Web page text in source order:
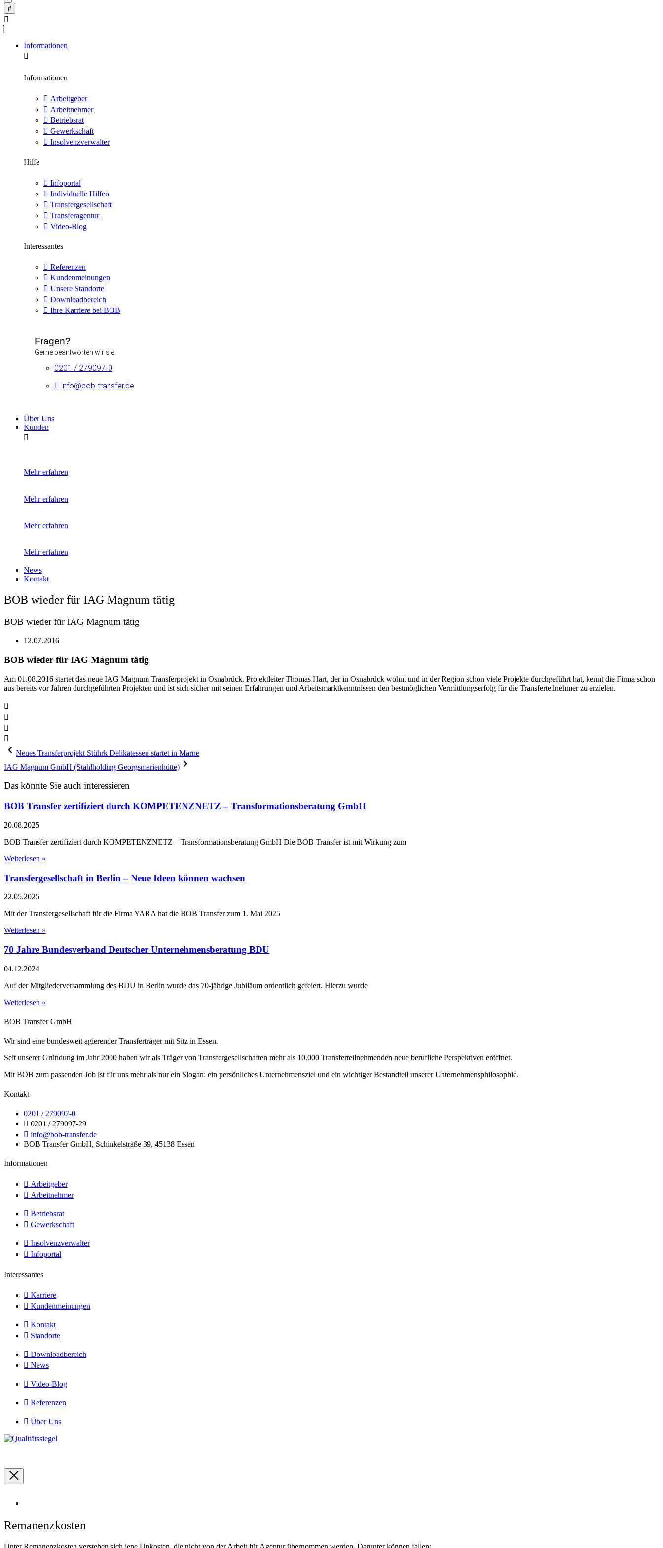
Informationen
Informationen
Arbeitgeber
Arbeitnehmer
Betriebsrat
Gewerkschaft
Insolvenzverwalter
Hilfe
Infoportal
Individuelle Hilfen
Transfergesellschaft
Transferagentur
Video-Blog
Interessantes
Referenzen
Kundenmeinungen
Unsere Standorte
Downloadbereich
Ihre Karriere bei BOB
Fragen?
Gerne beantworten wir sie.
0201 / 279097-0
info@bob-transfer.de
Über Uns
Kunden
Mehr erfahren
Mehr erfahren
Mehr erfahren
Mehr erfahren
Alle unsere Kunden
News
Kontakt
BOB wieder für IAG Magnum tätig
BOB wieder für IAG Magnum tätig
12.07.2016
BOB wieder für IAG Magnum tätig
Am 01.08.2016 startet das neue IAG Magnum Transferprojekt in Osnabrück. Projektleiter Thomas Hart, der in Osnabrück wohnt und in der Region schon viele Projekte durchgeführt hat, kennt die Firma schon
aus bereits vor Jahren durchgeführten Projekten und ist sich sicher mit seinen Erfahrungen und Arbeitsmarktkenntnissen den bestmöglichen Vermittlungserfolg für die Transferteilnehmer zu erzielen.
Beitragsnavigation
Neues Transferprojekt Stührk Delikatessen startet in Marne
IAG Magnum GmbH (Stahlholding Georgsmarienhütte)
Das könnte Sie auch interessieren
BOB Transfer zertifiziert durch KOMPETENZNETZ – Transformationsberatung GmbH
20.08.2025
BOB Transfer zertifiziert durch KOMPETENZNETZ – Transformationsberatung GmbH Die BOB Transfer ist mit Wirkung zum
Weiterlesen »
Transfergesellschaft in Berlin – Neue Ideen können wachsen
22.05.2025
Mit der Transfergesellschaft für die Firma YARA hat die BOB Transfer zum 1. Mai 2025
Weiterlesen »
70 Jahre Bundesverband Deutscher Unternehmensberatung BDU
04.12.2024
Auf der Mitgliederversammlung des BDU in Berlin wurde das 70-jährige Jubiläum ordentlich gefeiert. Hierzu wurde
Weiterlesen »
BOB Transfer GmbH
Wir sind eine bundesweit agierender Transferträger mit Sitz in Essen.
Seit unserer Gründung im Jahr 2000 haben wir als Träger von Transfergesellschaften mehr als 10.000 Transferteilnehmenden neue berufliche Perspektiven eröffnet.
Mit BOB zum passenden Job ist für uns mehr als nur ein Slogan: ein persönliches Unternehmensziel und ein wichtiger Bestandteil unserer Unternehmensphilosophie.
Kontakt
0201 / 279097-0
0201 / 279097-29
info@bob-transfer.de
BOB Transfer GmbH, Schinkelstraße 39, 45138 Essen
Informationen
Arbeitgeber
Arbeitnehmer
Betriebsrat
Gewerkschaft
Insolvenzverwalter
Infoportal
Interessantes
Karriere
Kundenmeinungen
Kontakt
Standorte
Downloadbereich
News
Video-Blog
Referenzen
Über Uns
Remanenzkosten
Unter Remanenzkosten verstehen sich jene Unkosten, die nicht von der Arbeit für Agentur übernommen werden. Darunter können fallen: